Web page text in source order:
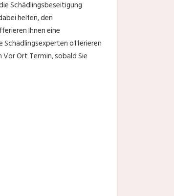
Schädlingsbeseitigung
helfen, den
Ihnen eine
Schädlingsexperten offerieren
Ort Termin, sobald Sie